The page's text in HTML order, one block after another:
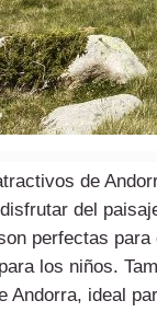
de
del
perfectas
los niños.
Andorra, ideal